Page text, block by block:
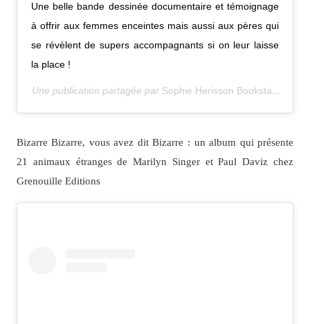
Une belle bande dessinée documentaire et témoignage
à offrir aux femmes enceintes mais aussi aux pères qui
se révèlent de supers accompagnants si on leur laisse
la place !
Une publication partagée par Sophie Herisson Bookstagram
Bizarre Bizarre, vous avez dit Bizarre : un album qui présente
21 animaux étranges de Marilyn Singer et Paul Daviz chez
Grenouille Editions